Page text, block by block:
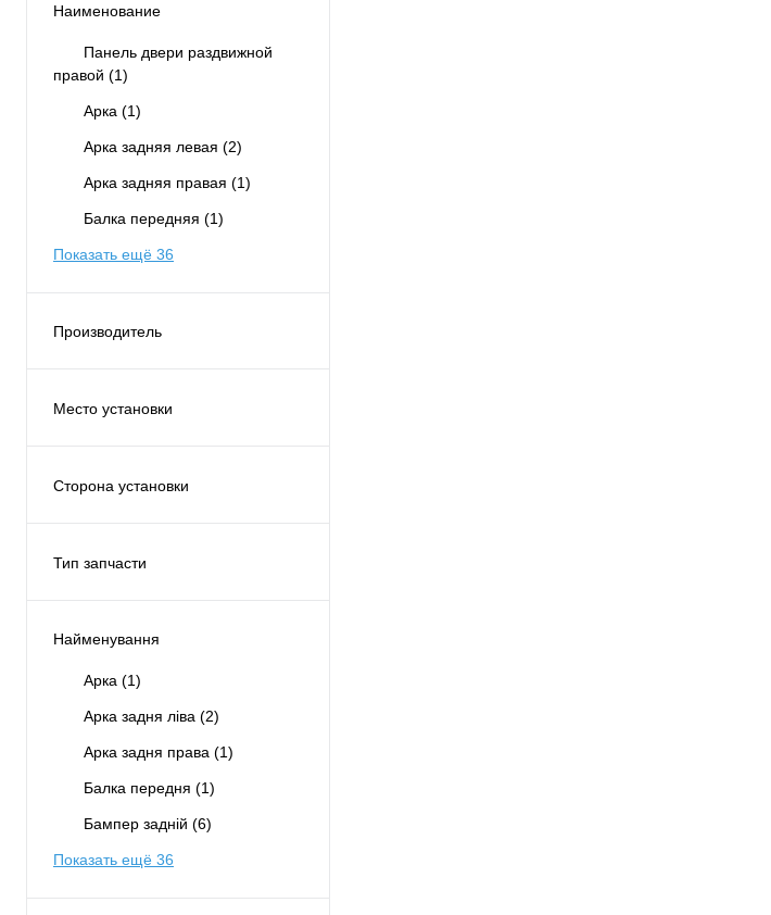
Наименование
Панель двери раздвижной
правой (1)
Арка (1)
Арка задняя левая (2)
Арка задняя правая (1)
Балка передняя (1)
Показать ещё 36
Производитель
Место установки
Сторона установки
Снизу
Показать ещё 1
Тип запчасти
Найменування
Арка (1)
Арка задня ліва (2)
Арка задня права (1)
Балка передня (1)
Бампер задній (6)
Показать ещё 36